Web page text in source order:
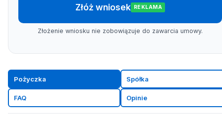
Złóż wniosek REKLAMA
Złożenie wniosku nie zobowiązuje do zawarcia umowy.
Pożyczka Spółka
FAQ Opinie